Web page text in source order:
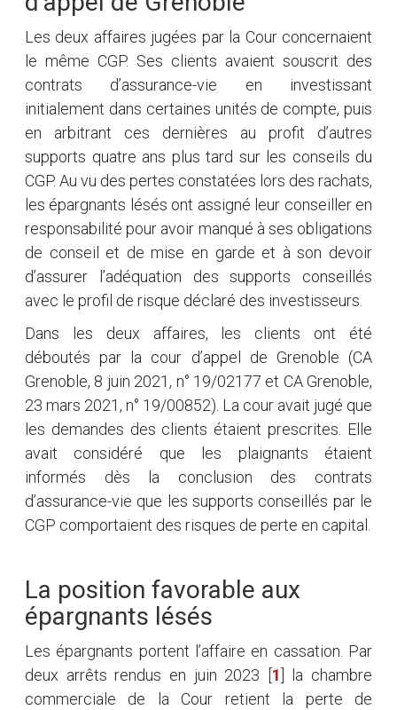
Les deux affaires jugées par la Cour concernaient
le même CGP. Ses clients avaient souscrit des
contrats d’assurance-vie en investissant
initialement dans certaines unités de compte, puis
en arbitrant ces dernières au profit d’autres
supports quatre ans plus tard sur les conseils du
CGP. Au vu des pertes constatées lors des rachats,
les épargnants lésés ont assigné leur conseiller en
responsabilité pour avoir manqué à ses obligations
de conseil et de mise en garde et à son devoir
d’assurer l’adéquation des supports conseillés
avec le profil de risque déclaré des investisseurs.
Dans les deux affaires, les clients ont été
déboutés par la cour d’appel de Grenoble (CA
Grenoble, 8 juin 2021, n° 19/02177 et CA Grenoble,
23 mars 2021, n° 19/00852). La cour avait jugé que
les demandes des clients étaient prescrites. Elle
avait considéré que les plaignants étaient
informés dès la conclusion des contrats
d’assurance-vie que les supports conseillés par le
CGP comportaient des risques de perte en capital.
La position favorable aux
épargnants lésés
Les épargnants portent l’affaire en cassation. Par
deux arrêts rendus en juin 2023
1
la chambre
commerciale de la Cour retient la perte de